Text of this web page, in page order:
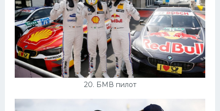
20. БМВ пилот